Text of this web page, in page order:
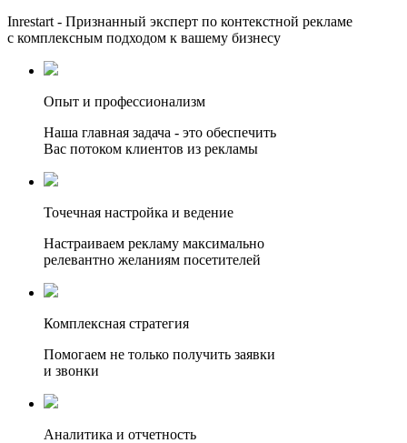
Inrestart - Признанный эксперт по контекстной рекламе
с комплексным подходом к вашему бизнесу
Опыт и профессионализм
Наша главная задача - это обеспечить
Вас потоком клиентов из рекламы
Точечная настройка и ведение
Настраиваем рекламу максимально
релевантно желаниям посетителей
Комплексная стратегия
Помогаем не только получить заявки
и звонки
Аналитика и отчетность